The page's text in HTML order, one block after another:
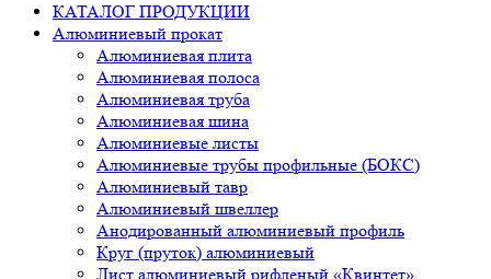
КАТАЛОГ ПРОДУКЦИИ
Алюминиевый прокат
Алюминиевая плита
Алюминиевая полоса
Алюминиевая труба
Алюминиевая шина
Алюминиевые листы
Алюминиевые трубы профильные (БОКС)
Алюминиевый тавр
Алюминиевый швеллер
Анодированный алюминиевый профиль
Круг (пруток) алюминиевый
Лист алюминиевый рифленый «Квинтет»